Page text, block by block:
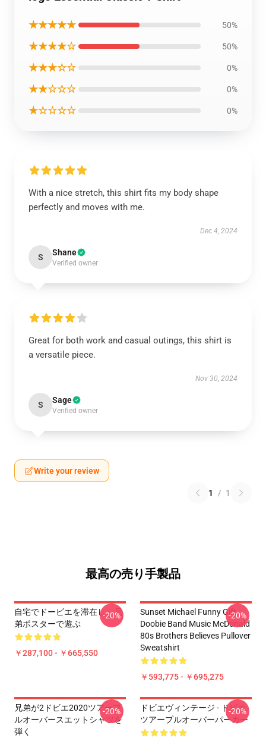
★★★★★ 50%
★★★★☆ 50%
★★★☆☆ 0%
★★☆☆☆ 0%
★☆☆☆☆ 0%
With a nice stretch, this shirt fits my body shape
perfectly and moves with me.
Dec 4, 2024
S Shane
Verified owner
Great for both work and casual outings, this shirt is
a versatile piece.
Nov 30, 2024
S Sage
Verified owner
Write your review
1 / 1
最高の売り手製品
自宅でドービエを滞在し、兄
弟ポスターで遊ぶ
￥287,100 - ￥665,550
-20%
Sunset Michael Funny Gift
Doobie Band Music McDonald
80s Brothers Believes Pullover
Sweatshirt
￥593,775 - ￥695,275
-20%
兄弟が2ドビエ2020ツアープ
ルオーバースエットシャツを
弾く
-20%
ドビエヴィンテージ - ドビエ
ツアープルオーバーパーカー
-20%